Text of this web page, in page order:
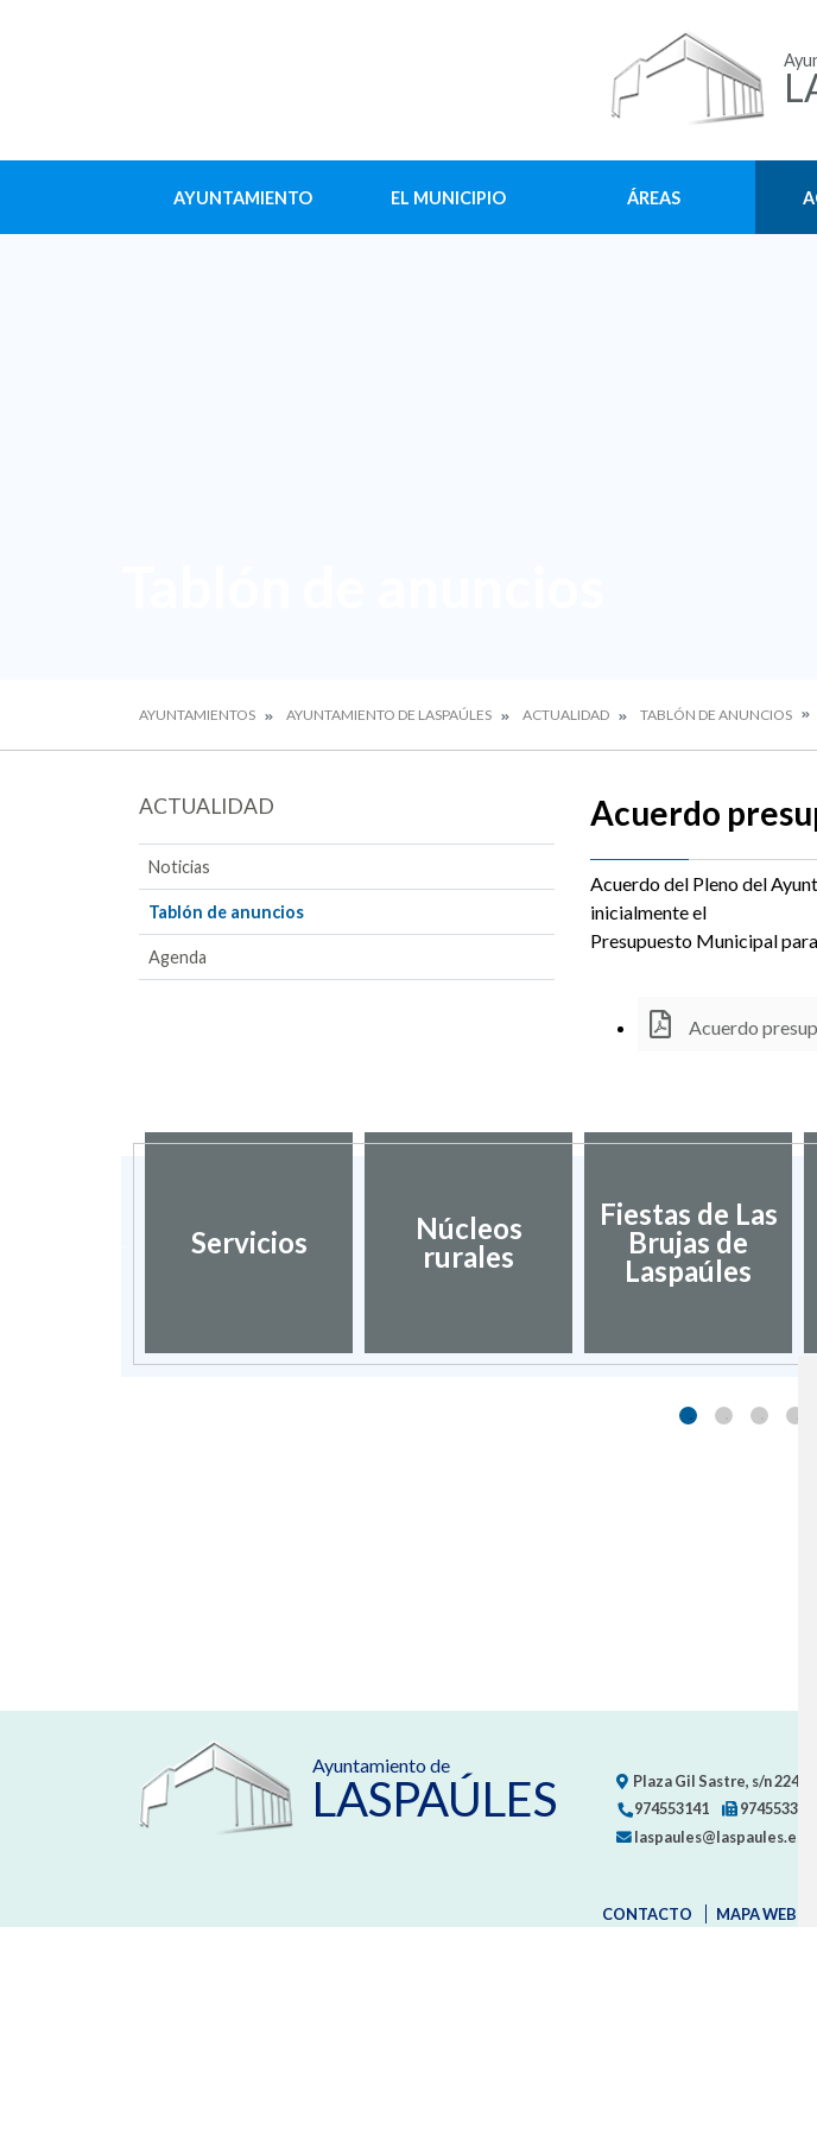
AYUNTAMIENTO EL MUNICIPIO ÁREAS
AYUNTAMIENTOS AYUNTAMIENTO DE LASPAÚLES ACTUALIDAD TABLÓN DE ANUNCIOS
ACTUALIDAD
Noticias
Tablón de anuncios
Agenda
Acuerdo
Acuerdo del Pleno del
inicialmente el
Presupuesto Municipal
Acuerdo
Servicios
Núcleos
rurales
Fiestas de Las
Brujas de
Laspaúles
Ayuntamiento de
LASPAÚLES Plaza Gil Sastre, s/n22471
974553141
974553367
laspaules@laspaules.es
CONTACTO MAPA WEB